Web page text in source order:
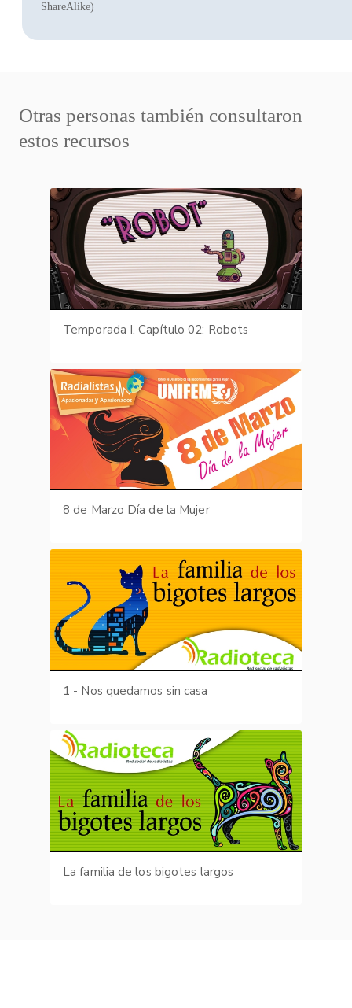
ShareAlike)
Otras personas también consultaron
estos recursos
Temporada I. Capítulo 02: Robots
8 de Marzo Día de la Mujer
1 - Nos quedamos sin casa
La familia de los bigotes largos